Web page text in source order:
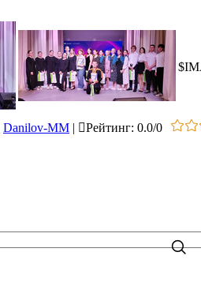
Danilov-MM | Рейтинг: 0.0/0